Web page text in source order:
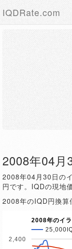
IQDRate.com
2008年04月
2008年04月30日の
円です。IQDの現地
2008年のIQD円換算
2008年のイ
2,400